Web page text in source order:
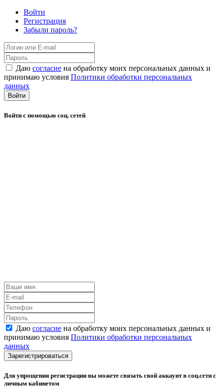
Войти
Регистрация
Забыли пароль?
Даю согласие на обработку моих персональных данных и
принимаю условия Политики обработки персональных
данных
Войти
Войти с помощью соц. сетей
Даю согласие на обработку моих персональных данных и
принимаю условия Политики обработки персональных
данных
Зарегистрироваться
Для упрощения регистрации вы можете связать свой аккаунт в соц.сети с
личным кабинетом